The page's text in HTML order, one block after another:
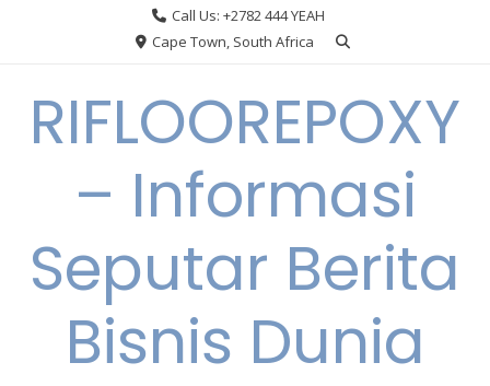
Call Us: +2782 444 YEAH
Cape Town, South Africa
RIFLOOREPOXY
– Informasi
Seputar Berita
Bisnis Dunia